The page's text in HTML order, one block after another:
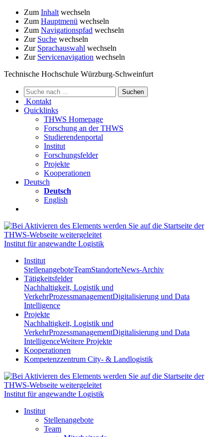
Zum Inhalt wechseln
Zum Hauptmenü wechseln
Zum Navigationspfad wechseln
Zur Suche wechseln
Zur Sprachauswahl wechseln
Zur Servicenavigation wechseln
Technische Hochschule Würzburg-Schweinfurt
Kontakt
Quicklinks
THWS Homepage
Forschung an der THWS
Studierendenportal
Institut
Forschungsfelder
Projekte
Kooperationen
Deutsch
Deutsch
English
Institut für angewandte Logistik
Institut
StellenangeboteTeamStandorteNews-Archiv
Tätigkeitsfelder
Nachhaltigkeit, Logistik und
VerkehrProzessmanagementDigitalisierung und Data
Intelligence
Projekte
Nachhaltigkeit, Logistik und
VerkehrProzessmanagementDigitalisierung und Data
IntelligenceWeitere Projekte
Kooperationen
Kompetenzzentrum City- & Landlogistik
Institut für angewandte Logistik
Institut
Stellenangebote
Team